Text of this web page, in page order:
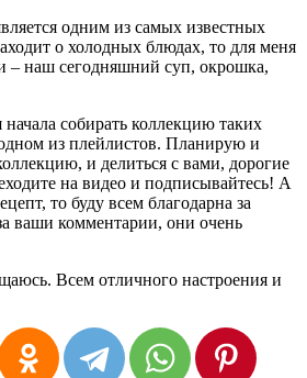
одним из самых известных
о холодных блюдах, то для меня
– наш сегодняшний суп, окрошка,
собирать коллекцию таких
из плейлистов. Планирую и
и делиться с вами, дорогие
на видео и подписывайтесь! А
то буду всем благодарна за
ваши комментарии, они очень
Всем отличного настроения и